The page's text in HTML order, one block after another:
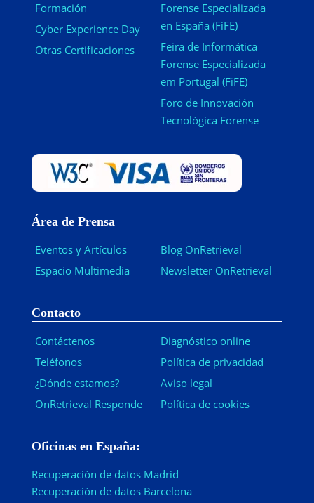
Formación
Cyber Experience Day
Otras Certificaciones
Forense Especializada
en España (FiFE)
Feira de Informática
Forense Especializada
em Portugal (FiFE)
Foro de Innovación
Tecnológica Forense
Área de Prensa
Eventos y Artículos
Espacio Multimedia
Blog OnRetrieval
Newsletter OnRetrieval
Contacto
Contáctenos
Teléfonos
¿Dónde estamos?
OnRetrieval Responde
Diagnóstico online
Política de privacidad
Aviso legal
Política de cookies
Oficinas en España:
Recuperación de datos Madrid
Recuperación de datos Barcelona